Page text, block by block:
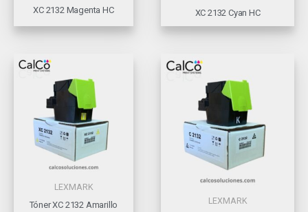
XC 2132 Magenta HC
XC 2132 Cyan HC
LEXMARK
Tóner XC 2132 Amarillo
LEXMARK